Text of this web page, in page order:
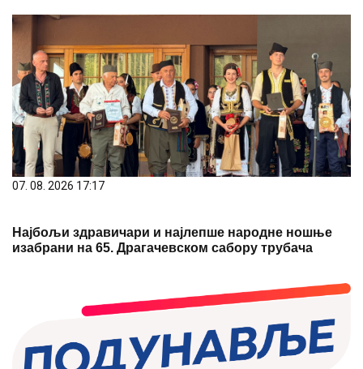
07. 08. 2026 17:17
Најбољи здравичари и најлепше народне ношње
изабрани на 65. Драгачевском сабору трубача